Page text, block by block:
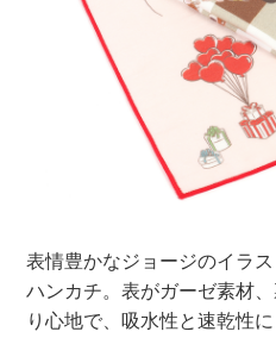
表情豊かなジョージのイラ
ハンカチ。表がガーゼ素材
り心地で、吸水性と速乾性